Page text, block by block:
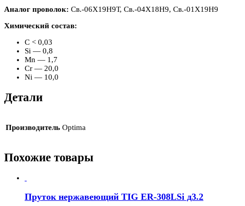
Аналог проволок: Св.-06Х19Н9Т, Св.-04Х18Н9, Св.-01Х19Н9
Химический состав:
C < 0,03
Si — 0,8
Mn — 1,7
Cr — 20,0
Ni — 10,0
Детали
Производитель Optima
Похожие товары
Пруток нержавеющий TIG ER-308LSi д3.2